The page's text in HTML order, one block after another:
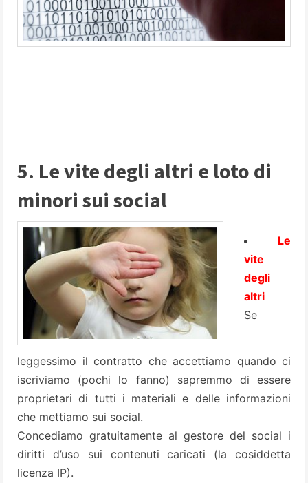
5. Le vite degli altri e loto di
minori sui social
Le
vite
degli
altri
Se
leggessimo il contratto che accettiamo quando ci
iscriviamo (pochi lo fanno) sapremmo di essere
proprietari di tutti i materiali e delle informazioni
che mettiamo sui social.
Concediamo gratuitamente al gestore del social i
diritti d’uso sui contenuti caricati (la cosiddetta
licenza IP).